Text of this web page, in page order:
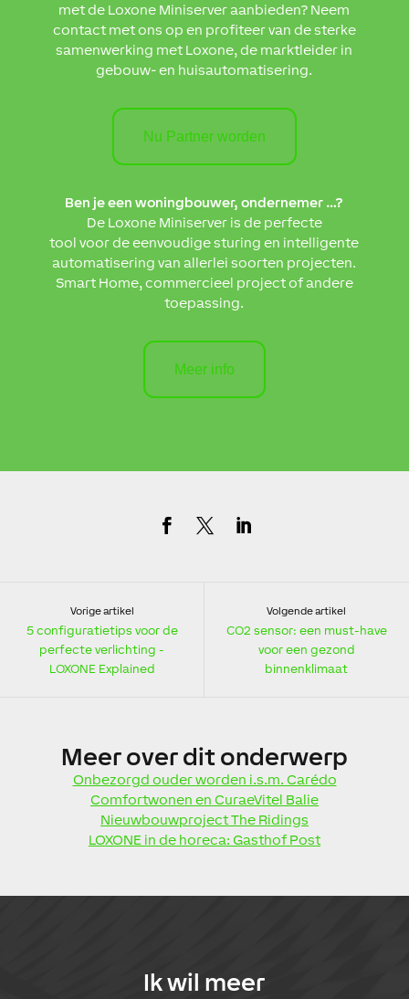
met de Loxone Miniserver aanbieden? Neem
contact met ons op en profiteer van de sterke
samenwerking met Loxone, de marktleider in
gebouw- en huisautomatisering.
Nu Partner worden
Ben je een woningbouwer, ondernemer …?
De Loxone Miniserver is de perfecte
tool voor de eenvoudige sturing en intelligente
automatisering van allerlei soorten projecten.
Smart Home, commercieel project of andere
toepassing.
Meer info
Vorige artikel
5 configuratietips voor de
perfecte verlichting -
LOXONE Explained
Volgende artikel
CO2 sensor: een must-have
voor een gezond
binnenklimaat
Meerover dit onderwerp
Onbezorgd ouder worden i.s.m. Carédo
Comfortwonen en CuraeVitel Balie
Nieuwbouwproject The Ridings
LOXONE in de horeca: Gasthof Post
Ik wil meer